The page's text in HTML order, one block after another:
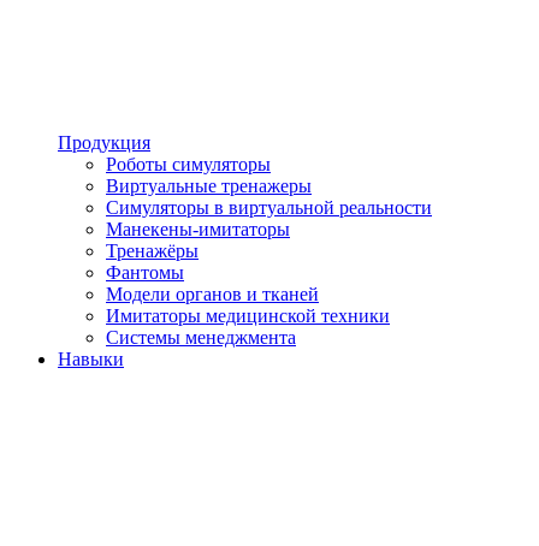
Продукция
Роботы симуляторы
Виртуальные тренажеры
Симуляторы в виртуальной реальности
Манекены-имитаторы
Тренажёры
Фантомы
Модели органов и тканей
Имитаторы медицинской техники
Системы менеджмента
Навыки